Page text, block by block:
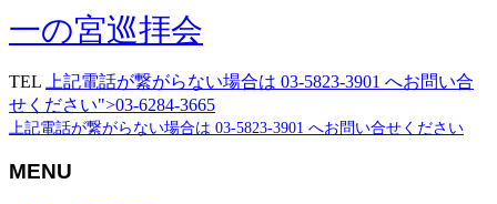
一の宮巡拝会
TEL
上記電話が繋がらない場合は 03-5823-3901 へお問い合
せください">03-6284-3665
上記電話が繋がらない場合は 03-5823-3901 へお問い合せください
MENU